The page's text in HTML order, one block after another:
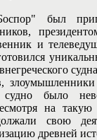
был
и
было
на такую
свою
древней